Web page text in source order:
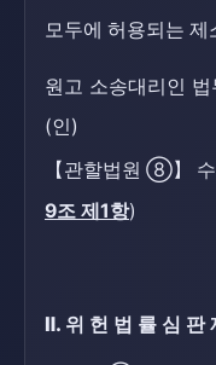
모두에 허용되는 제
원고 소송대리인
(인)
【관할법원 ⑧】
9조 제1항)
Ⅱ. 위 헌 법 률 심